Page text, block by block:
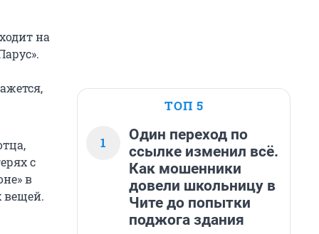
на
с
в
вещей.
ТОП 5
1
Один переход по
ссылке изменил всё.
Как мошенники
довели школьницу в
Чите до попытки
поджога здания